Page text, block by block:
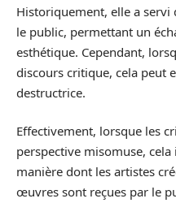
Historiquement, elle a servi
le public, permettant un
esthétique. Cependant,
discours critique, cela peut
destructrice.
Effectivement, lorsque les
perspective misomuse,
manière dont les artistes
œuvres sont reçues par le